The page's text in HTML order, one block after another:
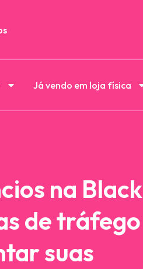
Já vendo em loja física
na Black
de tráfego
suas